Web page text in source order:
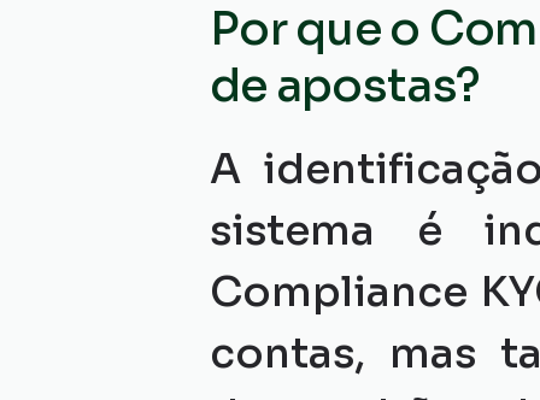
Por que o
de apostas?
A
sistema é
Compliance
contas, mas